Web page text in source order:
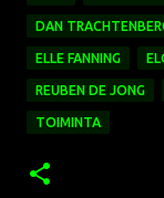
DAN
ELLE FANNING
REUBEN DE JONG
TOIMINTA